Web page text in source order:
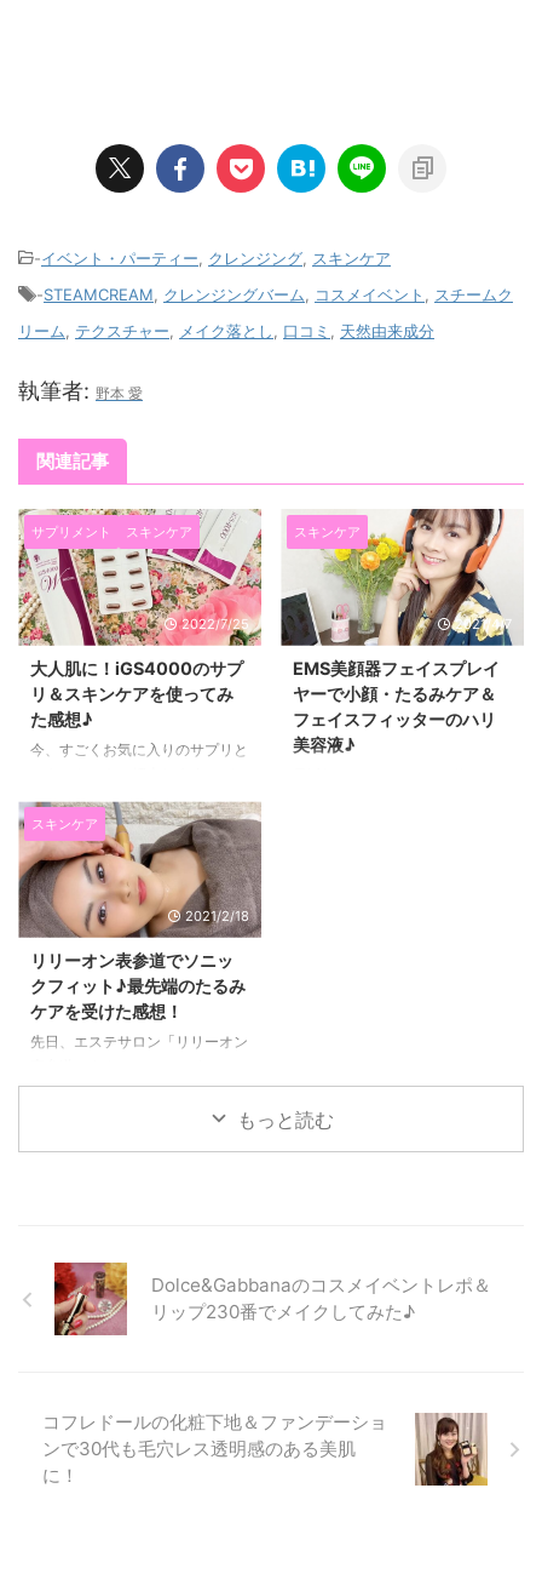
-イベント・パーティー, クレンジング, スキンケア
-STEAMCREAM, クレンジングバーム, コスメイベント , スチームク
リーム, テクスチャー, メイク落とし, 口コミ , 天然由来成分
執筆者: 野本 愛
関連記事
サプリメント スキンケア
2022/7/25
大人肌に！iGS4000のサプ
リ＆スキンケアを使ってみ
た感想♪
今、すごくお気に入りのサプリと
れが、 iGS4000サプリとiGSダ
ブルセラム、iGS4000ジェルで
す。 私は、肌荒れをしている期
間がとても長くて、 今までいろ
いろなスキンケアを試してきまし
た。 一見いいな！と思っても、
長く使うとまた実感できなくなっ
たりするものも多く なかなか心
から気に入るものに出会えません
でした。 ↓これがあれこれ使っ
てもなかなか肌がよくならなかっ
り、 他にもいろいろ体の内側か
ら変えたことはありましたが、
スキンケア
2021/4/7
EMS美顔器フェイスプレイ
ヤーで小顔・たるみケア＆
フェイスフィッターのハリ
美容液♪
使えないなっていうレベルのもの
だったんですけど、 これは、見
スキンケア
2021/2/18
リリーオン表参道でソニッ
クフィット♪最先端のたるみ
ケアを受けた感想！
先日、エステサロン「リリーオン
ットの施術を受けてきました！
最近気になっているのが、たるみ
ットは、筋膜にアプローチして
リフトアップだけではなく、シワ
や美肌ケアができる施術です。
お化粧スペースが白を基調とした
オン表参道でソニック ...
もっと読む
Dolce&Gabbanaのコスメイベントレポ＆
リップ230番でメイクしてみた♪
コフレドールの化粧下地＆ファンデーショ
ンで30代も毛穴レス透明感のある美肌
に！